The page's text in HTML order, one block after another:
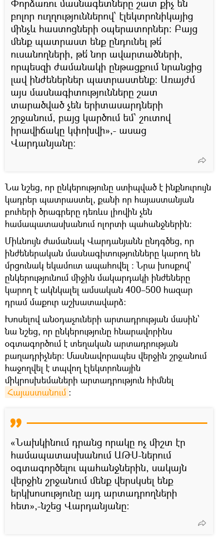
Փորձառու մասնագետները շատ քիչ են
բոլոր ուղղություններով՝ էլեկտրոնիկայից
մինչև հաստոցների օպերատորներ։ Բայց
մենք պատրաստ ենք ընդունել թե՛
ուսանողների, թե՛ նոր ավարտածների,
որպեսզի ժամանակի ընթացքում նրանցից
լավ ինժեներներ պատրաստենք։ Առայժմ
այս մասնագիտությունները շատ
տարածված չեն երիտասարդների
շրջանում, բայց կարծում եմ՝ շուտով
իրավիճակը կփոխվի»,- ասաց
Վարդանյանը։
Նա նշեց, որ ընկերությունը ստիպված է ինքնուրույն
կադրեր պատրաստել, քանի որ հայաստանյան
բուհերի ծրագրերը դեռևս լիովին չեն
համապատասխանում ոլորտի պահանջներին։
Միևնույն ժամանակ Վարդանյանն ընդգծեց, որ
ինժեներական մասնագիտությունները կարող են
մրցունակ եկամուտ ապահովել ։ Նրա խոսքով՝
ընկերությունում միջին մակարդակի ինժեները
կարող է ակնկալել ամսական 400–500 հազար
դրամ մաքուր աշխատավարձ։
Խոսելով անօդաչուների արտադրության մասին՝
նա նշեց, որ ընկերությունը հնարավորինս
օգտագործում է տեղական արտադրության
բաղադրիչներ։ Մասնավորապես վերջին շրջանում
հաջողվել է տպվող էլեկտրոնային
միկրոսխեմաների արտադրություն հիմնել
Հայաստանում ։
«Նախկինում դրանց որակը ոչ միշտ էր
համապատասխանում ԱԹՍ-ներում
օգտագործելու պահանջներին, սակայն
վերջին շրջանում մենք վերսկսել ենք
երկխոսությունը այդ արտադրողների
հետ»,-նշեց Վարդանյանը։